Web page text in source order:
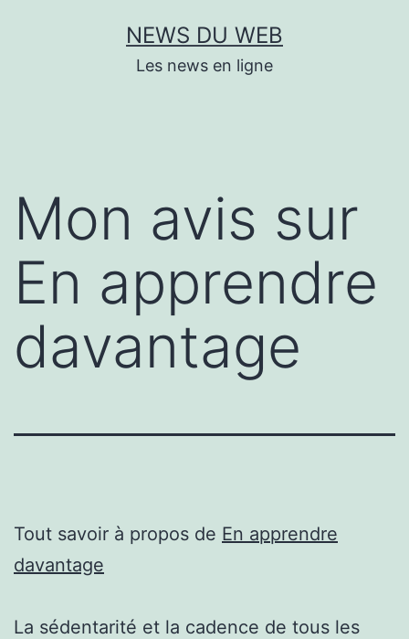
NEWS DU WEB
Les news en ligne
Mon avis sur
En apprendre
davantage
Tout savoir à propos de En apprendre
davantage
La sédentarité et la cadence de tous les